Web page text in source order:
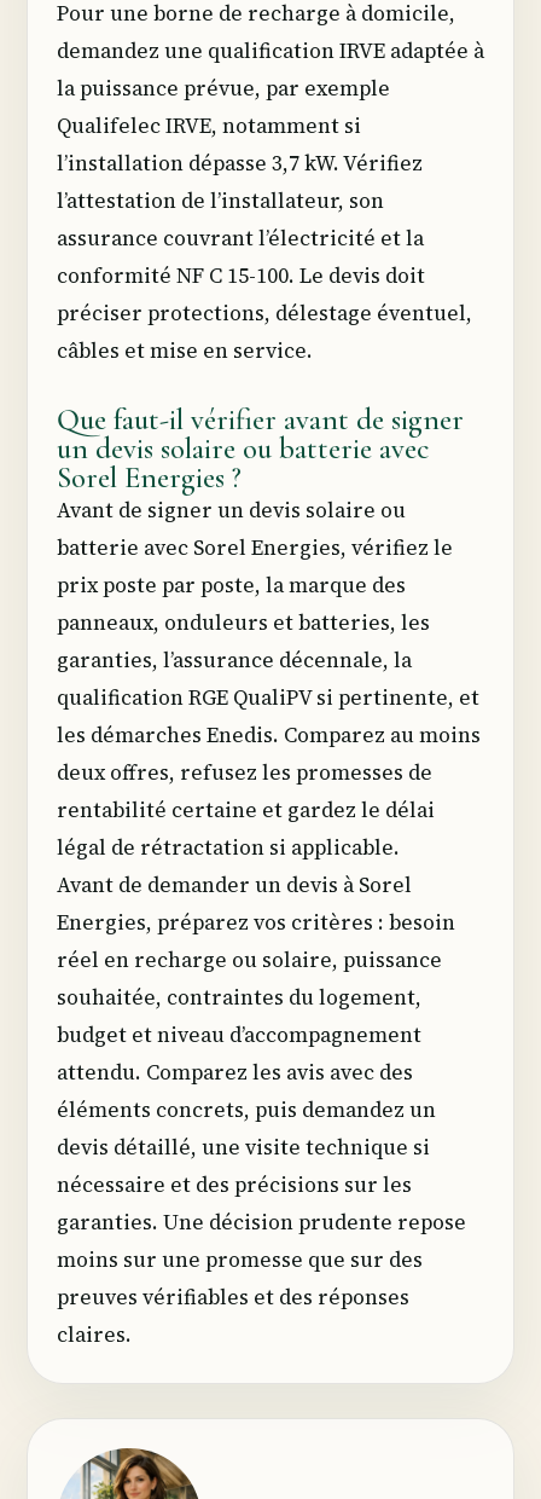
Pour une borne de recharge à domicile,
demandez une qualification IRVE adaptée à
la puissance prévue, par exemple
Qualifelec IRVE, notamment si
l’installation dépasse 3,7 kW. Vérifiez
l’attestation de l’installateur, son
assurance couvrant l’électricité et la
conformité NF C 15-100. Le devis doit
préciser protections, délestage éventuel,
câbles et mise en service.
Que faut-il vérifier avant de signer
un devis solaire ou batterie avec
Sorel Energies ?
Avant de signer un devis solaire ou
batterie avec Sorel Energies, vérifiez le
prix poste par poste, la marque des
panneaux, onduleurs et batteries, les
garanties, l’assurance décennale, la
qualification RGE QualiPV si pertinente, et
les démarches Enedis. Comparez au moins
deux offres, refusez les promesses de
rentabilité certaine et gardez le délai
légal de rétractation si applicable.
Avant de demander un devis à Sorel
Energies, préparez vos critères : besoin
réel en recharge ou solaire, puissance
souhaitée, contraintes du logement,
budget et niveau d’accompagnement
attendu. Comparez les avis avec des
éléments concrets, puis demandez un
devis détaillé, une visite technique si
nécessaire et des précisions sur les
garanties. Une décision prudente repose
moins sur une promesse que sur des
preuves vérifiables et des réponses
claires.